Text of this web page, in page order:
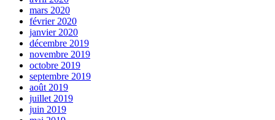
mars 2020
février 2020
janvier 2020
décembre 2019
novembre 2019
octobre 2019
septembre 2019
août 2019
juillet 2019
juin 2019